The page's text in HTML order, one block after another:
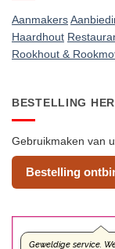
Aanmakers
Haardhout
Rookhout &
BESTELLING
Gebruikmaken van
Bestelling